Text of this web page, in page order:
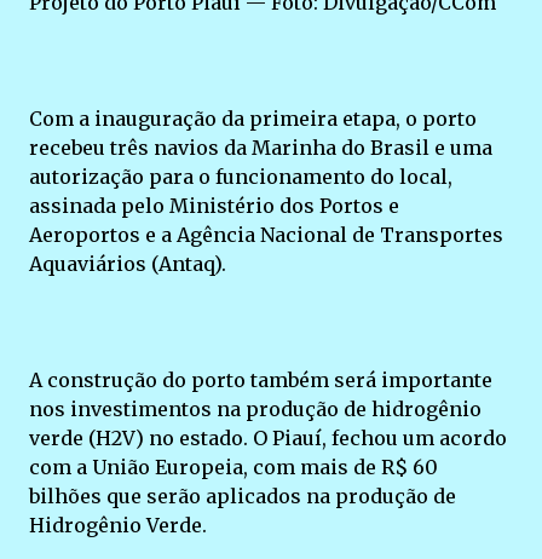
Com a inauguração da primeira etapa, o porto
recebeu três navios da Marinha do Brasil e uma
autorização para o funcionamento do local,
assinada pelo Ministério dos Portos e
Aeroportos e a Agência Nacional de Transportes
Aquaviários (Antaq).
A construção do porto também será importante
nos investimentos na produção de hidrogênio
verde (H2V) no estado. O Piauí, fechou um acordo
com a União Europeia, com mais de R$ 60
bilhões que serão aplicados na produção de
Hidrogênio Verde.